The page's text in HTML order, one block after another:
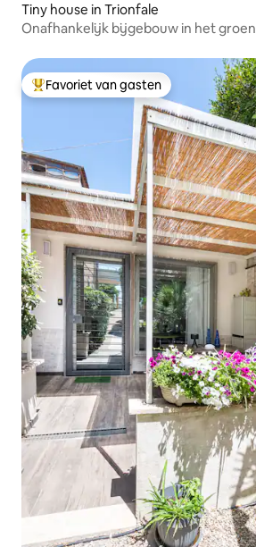
Tiny house in Trionfale
Onafhankelijk bijgebouw in het groen
Topfavoriet van gasten
Favoriet van gasten